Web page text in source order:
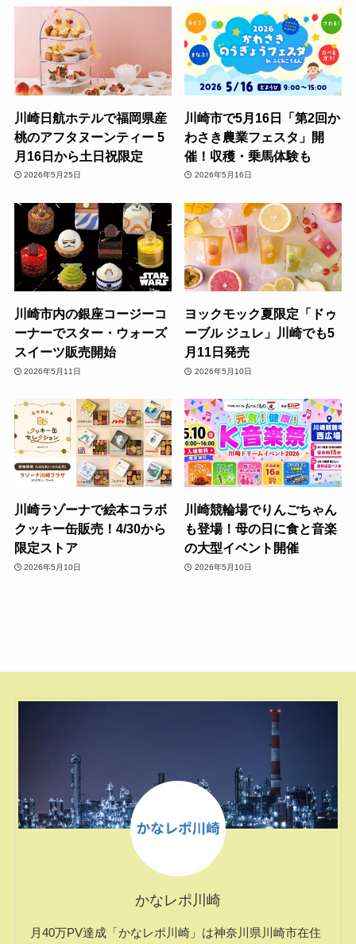
川崎日航ホテルで福岡県産
桃のアフタヌーンティー 5
月16日から土日祝限定
2026年5月25日
川崎市で5月16日「第2回か
わさき農業フェスタ」開
催！収穫・乗馬体験も
2026年5月16日
川崎市内の銀座コージーコ
ーナーでスター・ウォーズ
スイーツ販売開始
2026年5月11日
ヨックモック夏限定「ドゥ
ーブル ジュレ」川崎でも5
月11日発売
2026年5月10日
川崎ラゾーナで絵本コラボ
クッキー缶販売！4/30から
限定ストア
2026年5月10日
川崎競輪場でりんごちゃん
も登場！母の日に食と音楽
の大型イベント開催
2026年5月10日
かなレポ川崎
月40万PV達成「かなレポ川崎」は神奈川県川崎市在住